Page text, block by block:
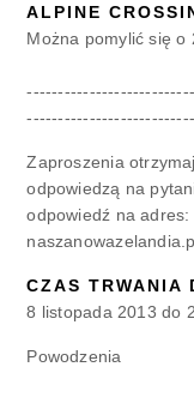
ALPINE
Można pomylić się o
Zaproszenia
odpowiedzą na
odpowiedź na
CZAS TRWANIA
8 listopada 2013 do
Powodzenia